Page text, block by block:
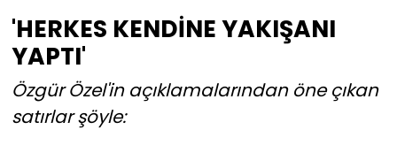
'HERKES KENDİNE YAKIŞANI
YAPTI'
Özgür Özel'in açıklamalarından öne çıkan
satırlar şöyle: